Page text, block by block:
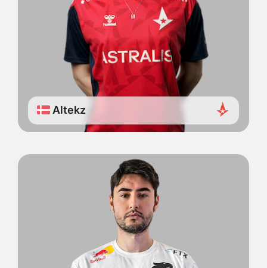
Altekz